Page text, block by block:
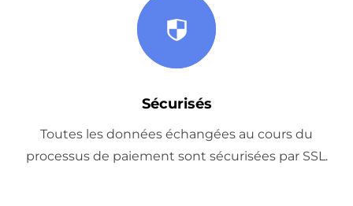
Sécurisés
Toutes les données échangées au cours du
processus de paiement sont sécurisées par SSL.